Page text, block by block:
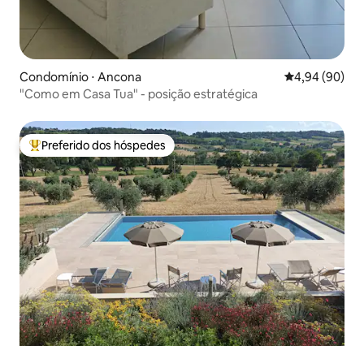
Condomínio ⋅ Ancona 4,94 de uma
4,94 (90)
"Como em Casa Tua" - posição estratégica
Entre os melhores preferidos dos hóspedes
Preferido dos hóspedes